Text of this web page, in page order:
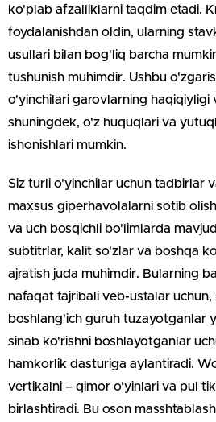
ko'plab afzalliklarni taqdim etadi.
foydalanishdan oldin, ularning
usullari bilan bog'liq barcha
tushunish muhimdir. Ushbu
o'yinchilari garovlarning haqiqiyligi
shuningdek, o'z huquqlari va
ishonishlari mumkin.
Siz turli o'yinchilar uchun tadbirlar
maxsus giperhavolalarni sotib
va uch bosqichli bo'limlarda
subtitrlar, kalit so'zlar va boshqa
ajratish juda muhimdir. Bularning
nafaqat tajribali veb-ustalar uchun,
boshlang'ich guruh tuzayotganlar
sinab ko'rishni boshlayotganlar
hamkorlik dasturiga aylantiradi.
vertikalni – qimor o'yinlari va pul
birlashtiradi. Bu oson